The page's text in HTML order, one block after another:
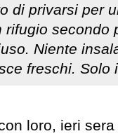
di privarsi per
secondo
Niente
freschi. Solo
loro, ieri